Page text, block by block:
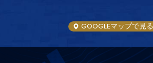
GOOGLEマップで見る